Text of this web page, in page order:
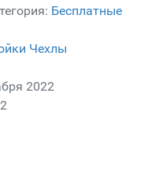
Бесплатные
Чехлы
2022